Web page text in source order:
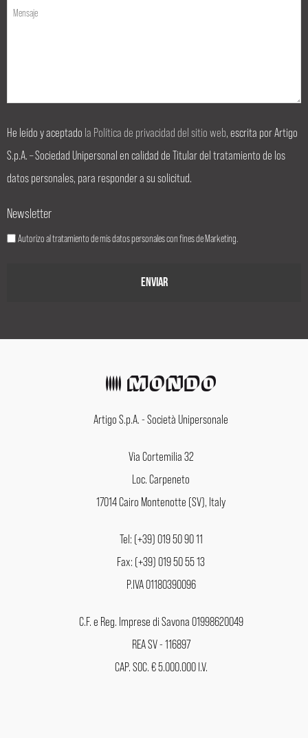
He leído y aceptado la Política de privacidad del sitio web, escrita por Artigo
S.p.A. – Sociedad Unipersonal en calidad de Titular del tratamiento de los
datos personales, para responder a su solicitud.
Newsletter
Autorizo al tratamiento de mis datos personales con fines de Marketing.
Artigo S.p.A. - Società Unipersonale
Via Cortemilia 32
Loc. Carpeneto
17014 Cairo Montenotte (SV), Italy
Tel: (+39) 019 50 90 11
Fax: (+39) 019 50 55 13
P.IVA 01180390096
C.F. e Reg. Imprese di Savona 01998620049
REA SV - 116897
CAP. SOC. € 5.000.000 I.V.